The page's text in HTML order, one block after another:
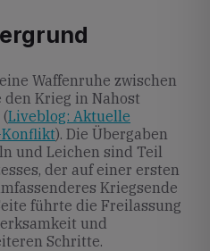
Waffenruhe zwischen
Krieg in Nahost
(Liveblog: Aktuelle
Konflikt). Die Übergaben
und Leichen sind Teil
der auf einer ersten
Kriegsende
führte die Freilassung
und
Schritte.